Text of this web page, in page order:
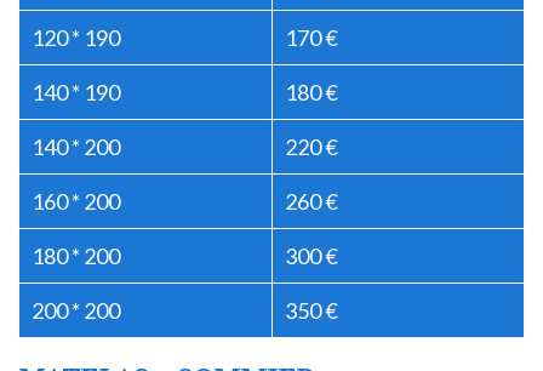
120 * 190 170 €
140 * 190 180 €
140 * 200 220 €
160 * 200 260 €
180 * 200 300 €
200 * 200 350 €